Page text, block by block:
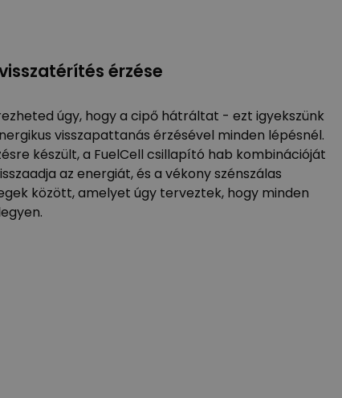
érzése
úgy, hogy a cipő hátráltat - ezt igyekszünk
visszapattanás érzésével minden lépésnél.
készült, a FuelCell csillapító hab kombinációját
az energiát, és a vékony szénszálas
között, amelyet úgy terveztek, hogy minden